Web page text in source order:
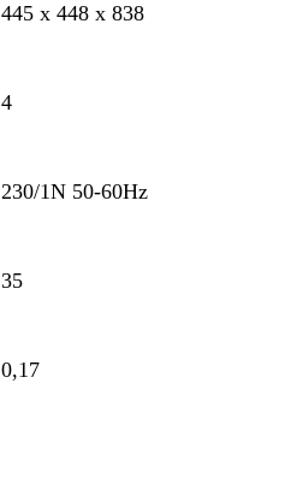
445 x 448 x 838
4
230/1N 50-60Hz
35
0,17